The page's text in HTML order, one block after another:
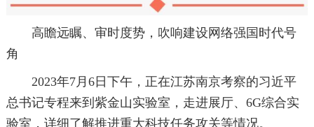
高瞻远瞩、审时度势，吹响建设网络强国时代号
角
2023年7月6日下午，正在江苏南京考察的习近平
总书记专程来到紫金山实验室，走进展厅、6G综合实
验室，详细了解推进重大科技任务攻关等情况。